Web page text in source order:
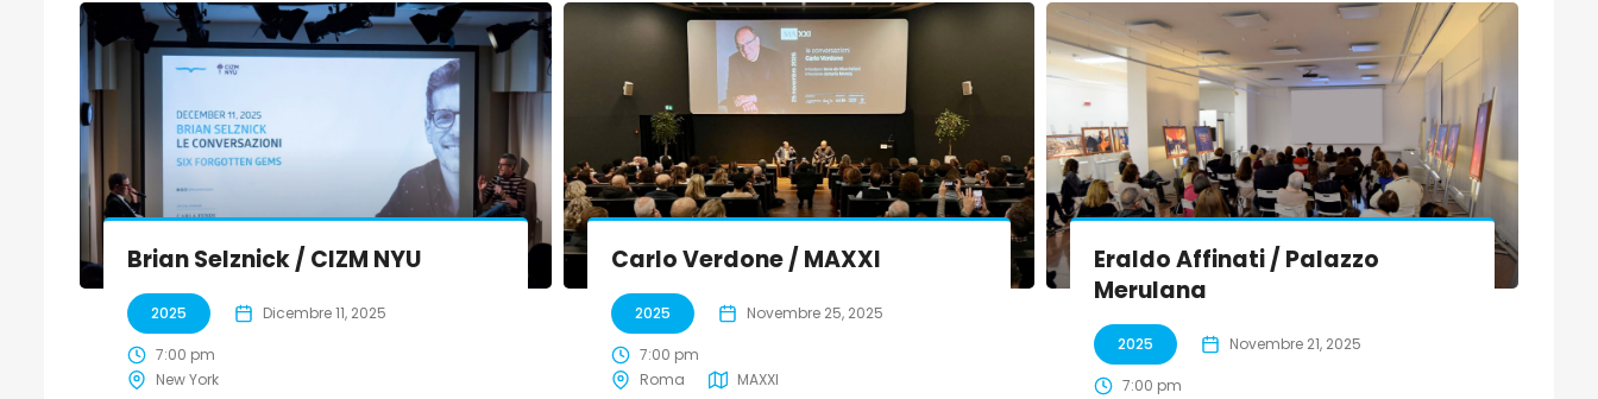
Brian Selznick / CIZM NYU
2025 Dicembre 11, 2025
7:00 pm
New York
Carlo Verdone / MAXXI
2025 Novembre 25, 2025
7:00 pm
Roma
MAXXI
Eraldo Affinati / Palazzo
Merulana
2025 Novembre 21, 2025
7:00 pm